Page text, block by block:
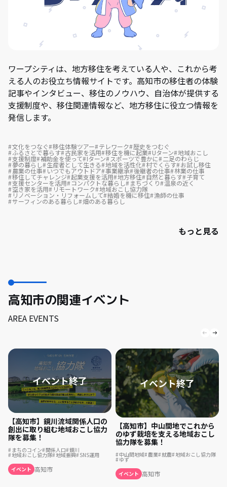
ワープシティは、地方移住を考えている人や、これから考
える人のお役立ち情報サイトです。高知市の移住者の体験
記事やインタビュー、移住のノウハウ、自治体が提供する
支援制度や、移住関連情報など、地方移住に役立つ情報を
発信します。
文化をつなぐ 移住体験ツアー テレワーク 歴史をつむぐ
ふるさとで暮らす 古民家を活用 移住を機に起業 Uターン 地域おこし
支援制度 補助金を使って Iターン スポーツで豊かに 二足のわらじ
夢の暮らし 生産者として生きる 地域を活性化 村でくらす お試し移住
農業の仕事 いつでもアウトドア 事業継承 後継者の仕事 林業の仕事
移住してチャレンジ 起業支援を活用 地方移住 自然と暮らす 子育て
支援センターを活用 コンパクトな暮らし まちづくり 温泉の近く
空き家を活用 リモートワーク 地域おこし協力隊
リノベーション・リフォームして 結婚を機に移住 漁師の仕事
サーフィンのある暮らし 畑のある暮らし
もっと見る
高知市の関連イベント
AREA EVENTS
【高知市】鏡川流域関係人口の
創出に取り組む地域おこし協力
隊を募集！
まちのコイン 関係人口 鏡川
地域おこし協力隊 地域振興 SNS運用
イベント 高知市
【高知市】中山間地でこれから
のゆず栽培を支える地域おこし
協力隊を募集！
中山間地域 農業 就農 地域おこし協力隊
ゆず
イベント 高知市